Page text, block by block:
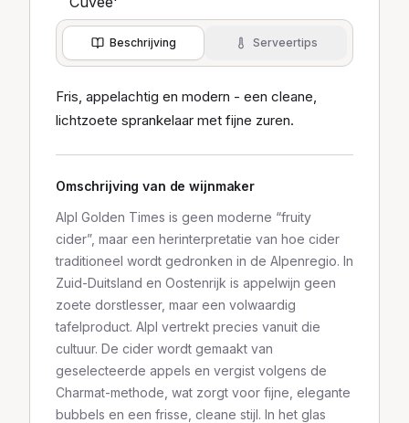
Beschrijving Serveertips
Fris, appelachtig en modern - een cleane,
lichtzoete sprankelaar met fijne zuren.
Omschrijving van de wijnmaker
Alpl Golden Times is geen moderne “fruity
cider”, maar een herinterpretatie van hoe cider
traditioneel wordt gedronken in de Alpenregio. In
Zuid-Duitsland en Oostenrijk is appelwijn geen
zoete dorstlesser, maar een volwaardig
tafelproduct. Alpl vertrekt precies vanuit die
cultuur. De cider wordt gemaakt van
geselecteerde appels en vergist volgens de
Charmat-methode, wat zorgt voor fijne, elegante
bubbels en een frisse, cleane stijl. In het glas